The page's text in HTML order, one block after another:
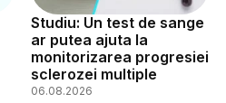
Studiu: Un test de sange
ar putea ajuta la
monitorizarea progresiei
sclerozei multiple
06.08.2026